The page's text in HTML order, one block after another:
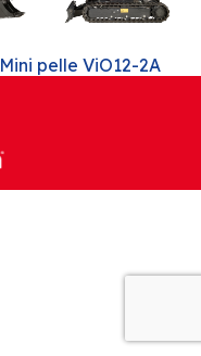
Mini pelle ViO12-2A